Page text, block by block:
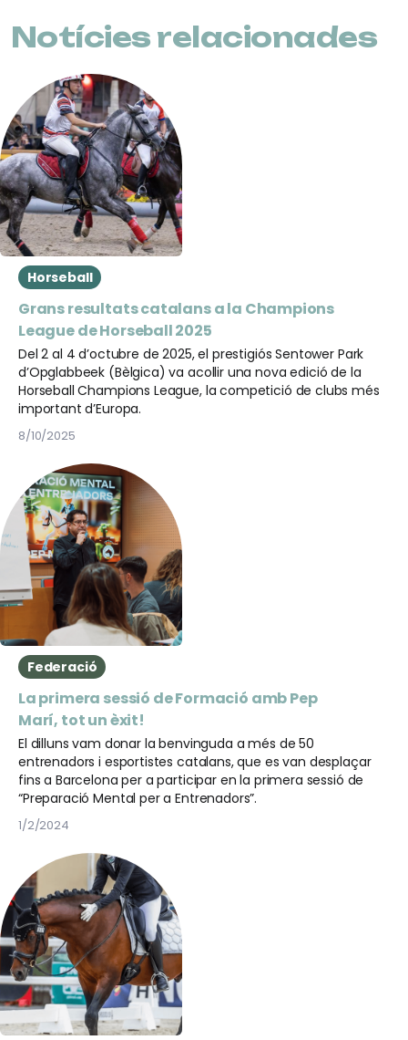
Notícies relacionades
Horseball
Grans resultats catalans a la Champions
League de Horseball 2025
Del 2 al 4 d’octubre de 2025, el prestigiós Sentower Park
d’Opglabbeek (Bèlgica) va acollir una nova edició de la
Horseball Champions League, la competició de clubs més
important d’Europa.
8/10/2025
Federació
La primera sessió de Formació amb Pep
Marí, tot un èxit!
El dilluns vam donar la benvinguda a més de 50
entrenadors i esportistes catalans, que es van desplaçar
fins a Barcelona per a participar en la primera sessió de
“Preparació Mental per a Entrenadors”.
1/2/2024